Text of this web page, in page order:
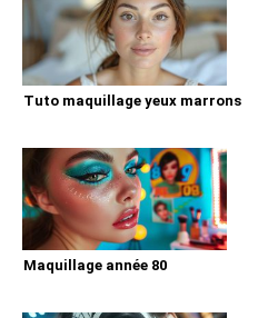
Tuto maquillage yeux marrons
Maquillage année 80